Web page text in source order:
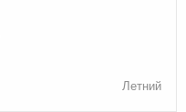
Летний